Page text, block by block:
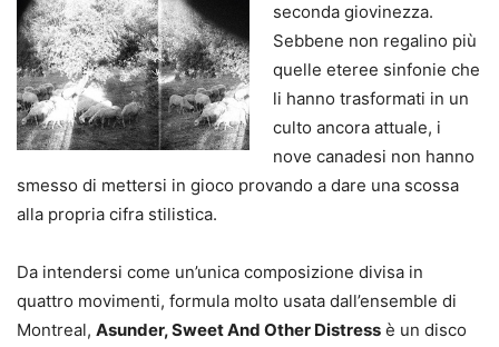
seconda giovinezza.
Sebbene non regalino più
quelle eteree sinfonie che
li hanno trasformati in un
culto ancora attuale, i
nove canadesi non hanno
smesso di mettersi in gioco provando a dare una scossa
alla propria cifra stilistica.
Da intendersi come un’unica composizione divisa in
quattro movimenti, formula molto usata dall’ensemble di
Montreal, Asunder, Sweet And Other Distress è un disco